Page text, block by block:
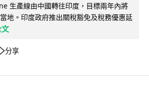
生產線由中國轉往印度，目標兩年內將
地。印度政府推出關稅豁免及稅務優惠延
分享